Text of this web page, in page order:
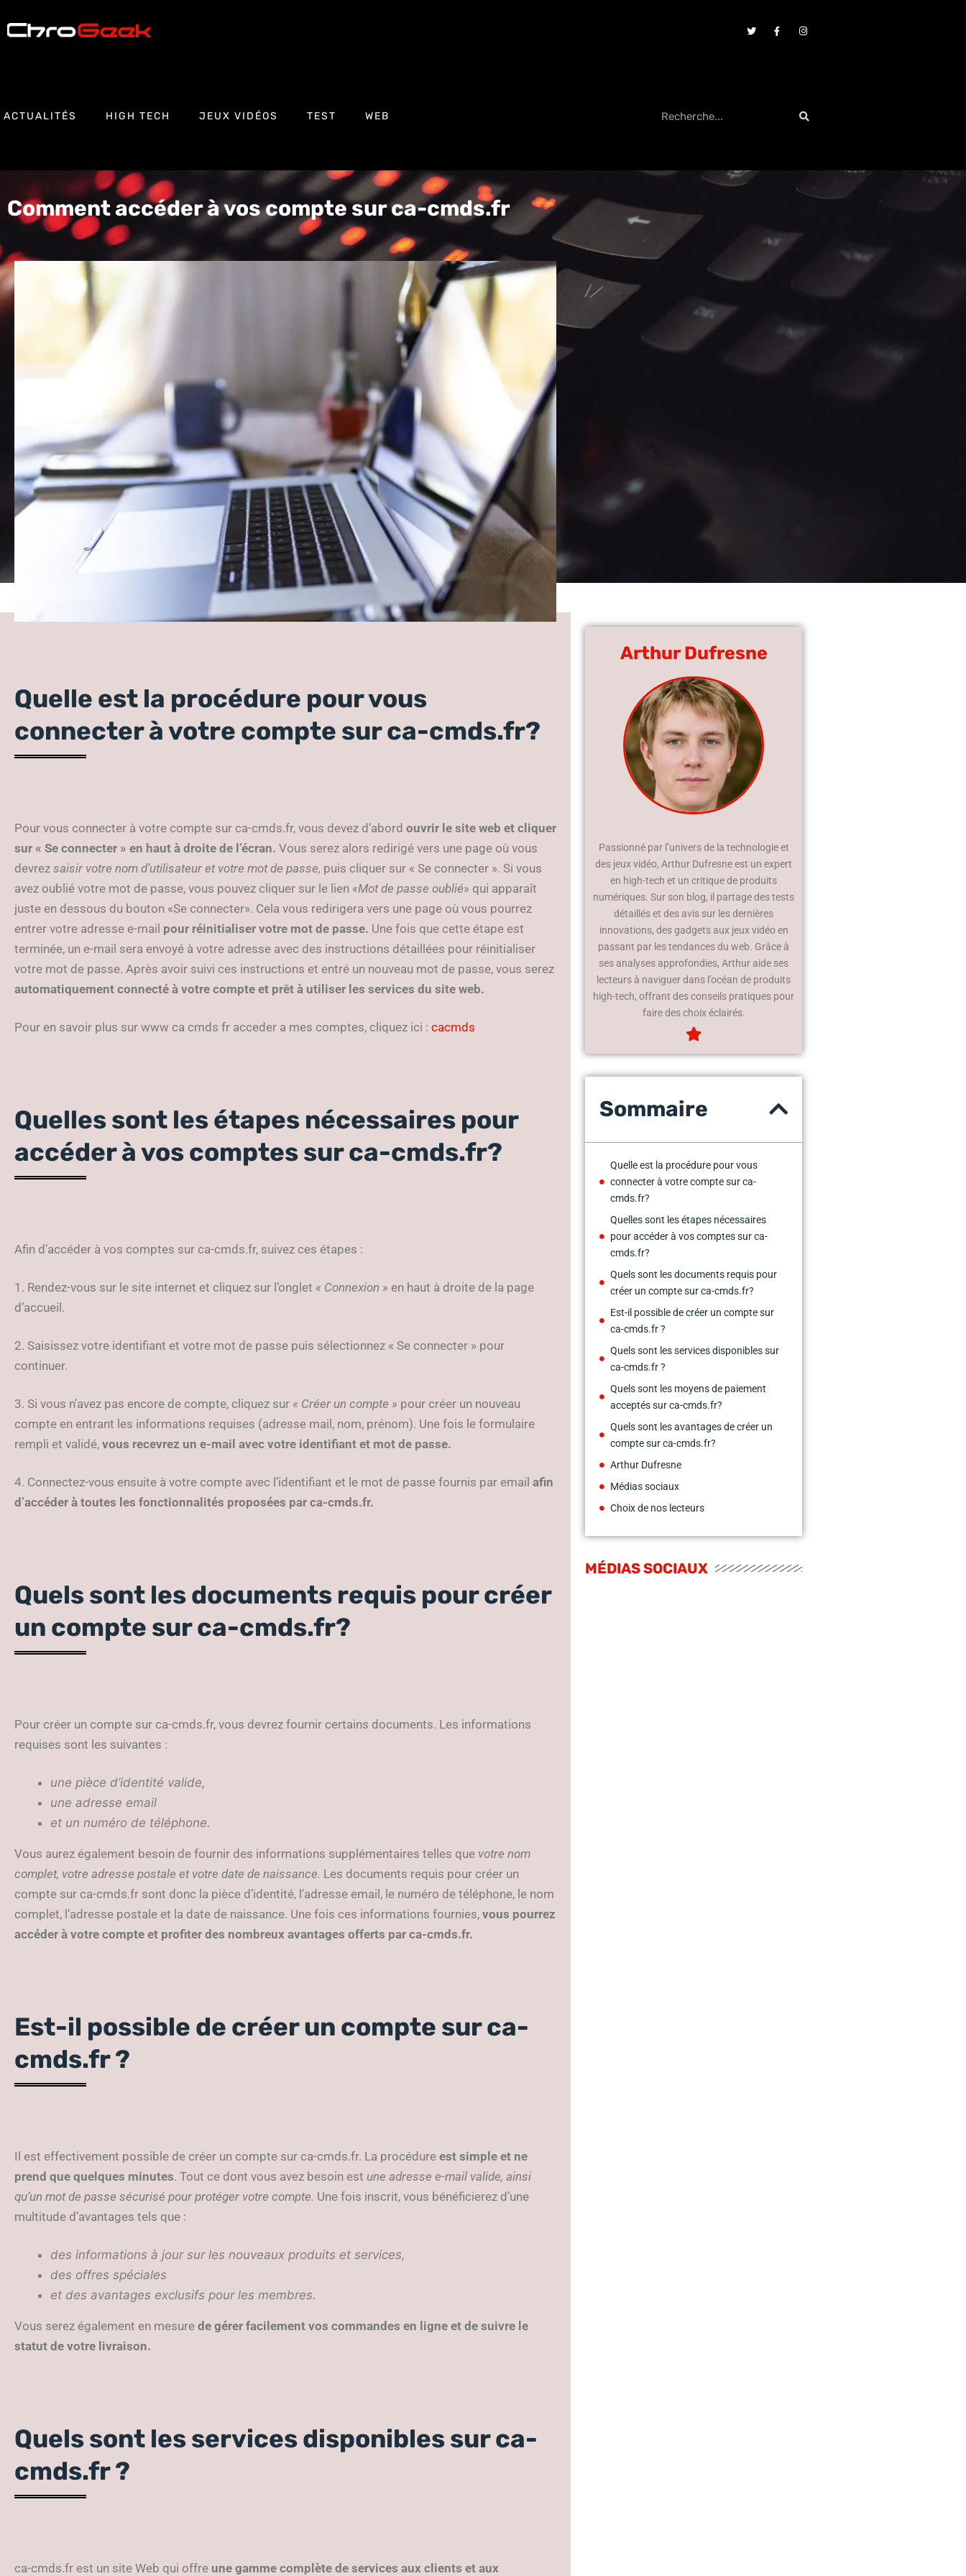
ACTUALITÉS HIGH TECH JEUX VIDÉOS TEST WEB
Comment accéder à vos compte sur ca-cmds.fr
Quelle est la procédure pour vous
connecter à votre compte sur ca-cmds.fr?
Pour vous connecter à votre compte sur ca-cmds.fr, vous devez d’abord ouvrir le site web et cliquer
sur « Se connecter » en haut à droite de l’écran. Vous serez alors redirigé vers une page où vous
devrez saisir votre nom d’utilisateur et votre mot de passe, puis cliquer sur « Se connecter ». Si vous
avez oublié votre mot de passe, vous pouvez cliquer sur le lien «Mot de passe oublié» qui apparaît
juste en dessous du bouton «Se connecter». Cela vous redirigera vers une page où vous pourrez
entrer votre adresse e-mail pour réinitialiser votre mot de passe. Une fois que cette étape est
terminée, un e-mail sera envoyé à votre adresse avec des instructions détaillées pour réinitialiser
votre mot de passe. Après avoir suivi ces instructions et entré un nouveau mot de passe, vous serez
automatiquement connecté à votre compte et prêt à utiliser les services du site web.
Pour en savoir plus sur www ca cmds fr acceder a mes comptes, cliquez ici : cacmds
Quelles sont les étapes nécessaires pour
accéder à vos comptes sur ca-cmds.fr?
Afin d’accéder à vos comptes sur ca-cmds.fr, suivez ces étapes :
1. Rendez-vous sur le site internet et cliquez sur l’onglet « Connexion » en haut à droite de la page
d’accueil.
2. Saisissez votre identifiant et votre mot de passe puis sélectionnez « Se connecter » pour
continuer.
3. Si vous n’avez pas encore de compte, cliquez sur « Créer un compte » pour créer un nouveau
compte en entrant les informations requises (adresse mail, nom, prénom). Une fois le formulaire
rempli et validé, vous recevrez un e-mail avec votre identifiant et mot de passe.
4. Connectez-vous ensuite à votre compte avec l’identifiant et le mot de passe fournis par email afin
d’accéder à toutes les fonctionnalités proposées par ca-cmds.fr.
Quels sont les documents requis pour créer
un compte sur ca-cmds.fr?
Pour créer un compte sur ca-cmds.fr, vous devrez fournir certains documents. Les informations
requises sont les suivantes :
une pièce d’identité valide,
une adresse email
et un numéro de téléphone.
Vous aurez également besoin de fournir des informations supplémentaires telles que votre nom
complet, votre adresse postale et votre date de naissance. Les documents requis pour créer un
compte sur ca-cmds.fr sont donc la pièce d’identité, l’adresse email, le numéro de téléphone, le nom
complet, l’adresse postale et la date de naissance. Une fois ces informations fournies, vous pourrez
accéder à votre compte et profiter des nombreux avantages offerts par ca-cmds.fr.
Est-il possible de créer un compte sur ca-
cmds.fr ?
Il est effectivement possible de créer un compte sur ca-cmds.fr. La procédure est simple et ne
prend que quelques minutes. Tout ce dont vous avez besoin est une adresse e-mail valide, ainsi
qu’un mot de passe sécurisé pour protéger votre compte. Une fois inscrit, vous bénéficierez d’une
multitude d’avantages tels que :
des informations à jour sur les nouveaux produits et services,
des offres spéciales
et des avantages exclusifs pour les membres.
Vous serez également en mesure de gérer facilement vos commandes en ligne et de suivre le
statut de votre livraison.
Quels sont les services disponibles sur ca-
cmds.fr ?
ca-cmds.fr est un site Web qui offre une gamme complète de services aux clients et aux
Arthur Dufresne
Passionné par l’univers de la technologie et
des jeux vidéo, Arthur Dufresne est un expert
en high-tech et un critique de produits
numériques. Sur son blog, il partage des tests
détaillés et des avis sur les dernières
innovations, des gadgets aux jeux vidéo en
passant par les tendances du web. Grâce à
ses analyses approfondies, Arthur aide ses
lecteurs à naviguer dans l’océan de produits
high-tech, offrant des conseils pratiques pour
faire des choix éclairés.
Sommaire
Quelle est la procédure pour vous
connecter à votre compte sur ca-
cmds.fr?
Quelles sont les étapes nécessaires
pour accéder à vos comptes sur ca-
cmds.fr?
Quels sont les documents requis pour
créer un compte sur ca-cmds.fr?
Est-il possible de créer un compte sur
ca-cmds.fr ?
Quels sont les services disponibles sur
ca-cmds.fr ?
Quels sont les moyens de paiement
acceptés sur ca-cmds.fr?
Quels sont les avantages de créer un
compte sur ca-cmds.fr?
Arthur Dufresne
Médias sociaux
Choix de nos lecteurs
MÉDIAS SOCIAUX